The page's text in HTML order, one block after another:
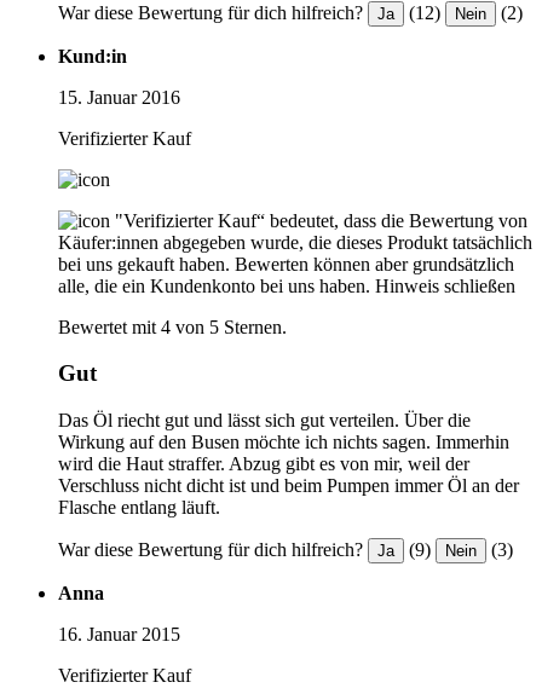
War diese Bewertung für dich hilfreich? Ja (12) Nein (2)
Kund:in
15. Januar 2016
Verifizierter Kauf
"Verifizierter Kauf“ bedeutet, dass die Bewertung von
Käufer:innen abgegeben wurde, die dieses Produkt tatsächlich
bei uns gekauft haben. Bewerten können aber grundsätzlich
alle, die ein Kundenkonto bei uns haben. Hinweis schließen
Bewertet mit 4 von 5 Sternen.
Gut
Das Öl riecht gut und lässt sich gut verteilen. Über die
Wirkung auf den Busen möchte ich nichts sagen. Immerhin
wird die Haut straffer. Abzug gibt es von mir, weil der
Verschluss nicht dicht ist und beim Pumpen immer Öl an der
Flasche entlang läuft.
War diese Bewertung für dich hilfreich? Ja (9) Nein (3)
Anna
16. Januar 2015
Verifizierter Kauf